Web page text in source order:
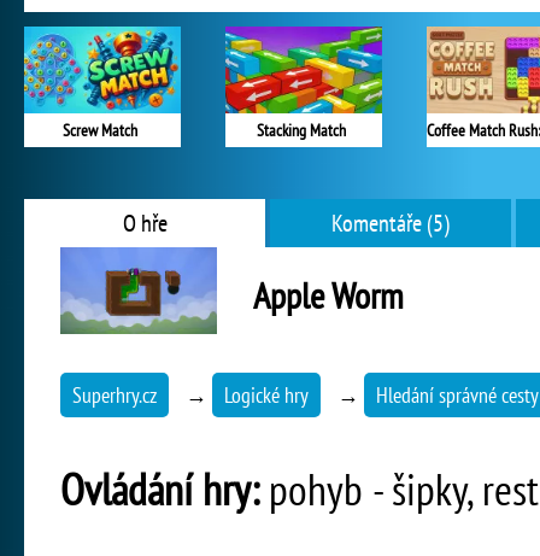
Screw Match Stacking Match
O hře Komentáře (5)
Apple Worm
Superhry.cz → Logické hry → Hledání správné cesty
Ovládání hry:pohyb - šipky,